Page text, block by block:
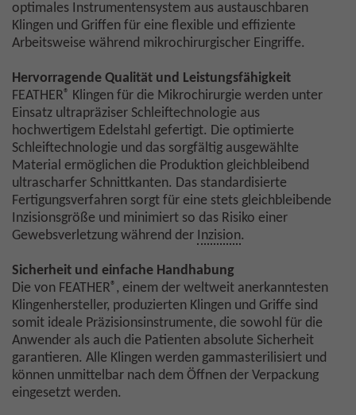
optimales Instrumentensystem aus austauschbaren
Klingen und Griffen für eine flexible und effiziente
Arbeitsweise während mikrochirurgischer Eingriffe.
Hervorragende Qualität und Leistungsfähigkeit
FEATHER® Klingen für die Mikrochirurgie werden unter
Einsatz ultrapräziser Schleiftechnologie aus
hochwertigem Edelstahl gefertigt. Die optimierte
Schleiftechnologie und das sorgfältig ausgewählte
Material ermöglichen die Produktion gleichbleibend
ultrascharfer Schnittkanten. Das standardisierte
Fertigungsverfahren sorgt für eine stets gleichbleibende
Inzisionsgröße und minimiert so das Risiko einer
Gewebsverletzung während der Inzision.
Sicherheit und einfache Handhabung
Die von FEATHER® , einem der weltweit anerkanntesten
Klingenhersteller, produzierten Klingen und Griffe sind
somit ideale Präzisionsinstrumente, die sowohl für die
Anwender als auch die Patienten absolute Sicherheit
garantieren. Alle Klingen werden gammasterilisiert und
können unmittelbar nach dem Öffnen der Verpackung
eingesetzt werden.